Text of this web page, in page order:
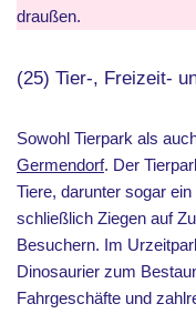
draußen.
(25) Tier-, Freizeit-
Sowohl Tierpark als
Germendorf. Der
Tiere, darunter sogar
schließlich Ziegen auf
Besuchern. Im
Dinosaurier zum
Fahrgeschäfte und